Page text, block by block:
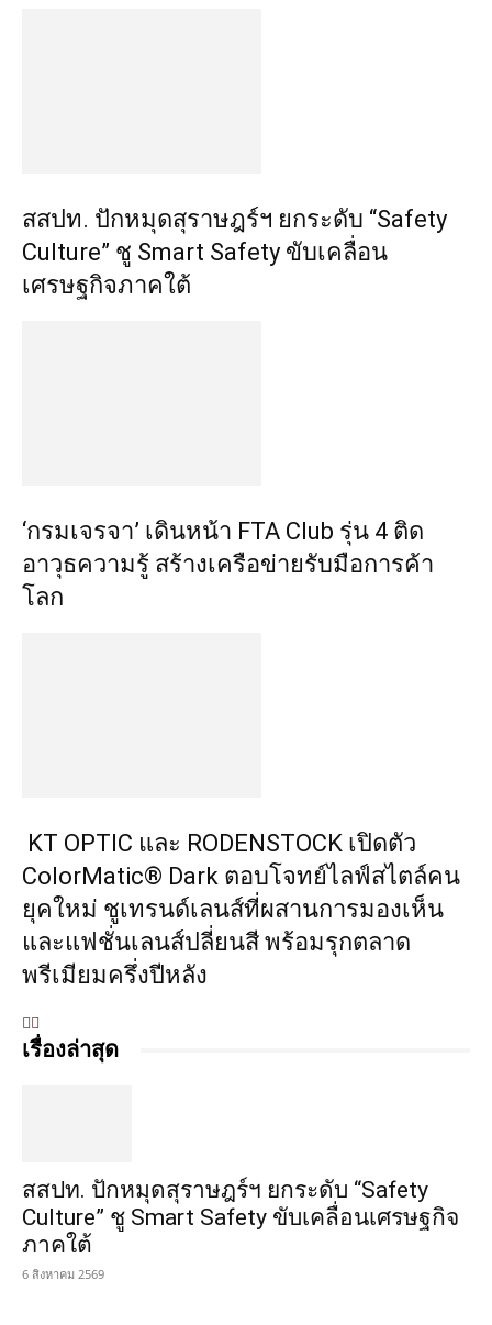
สสปท. ปักหมุดสุราษฎร์ฯ ยกระดับ “Safety
Culture” ชู Smart Safety ขับเคลื่อน
เศรษฐกิจภาคใต้
‘กรมเจรจา’ เดินหน้า FTA Club รุ่น 4 ติด
อาวุธความรู้ สร้างเครือข่ายรับมือการค้า
โลก
KT OPTIC และ RODENSTOCK เปิดตัว
ColorMatic® Dark ตอบโจทย์ไลฟ์สไตล์คน
ยุคใหม่ ชูเทรนด์เลนส์ที่ผสานการมองเห็น
และแฟชั่นเลนส์ปลี่ยนสี พร้อมรุกตลาด
พรีเมียมครึ่งปีหลัง
เรื่องล่าสุด
สสปท. ปักหมุดสุราษฎร์ฯ ยกระดับ “Safety
Culture” ชู Smart Safety ขับเคลื่อนเศรษฐกิจ
ภาคใต้
6 สิงหาคม 2569